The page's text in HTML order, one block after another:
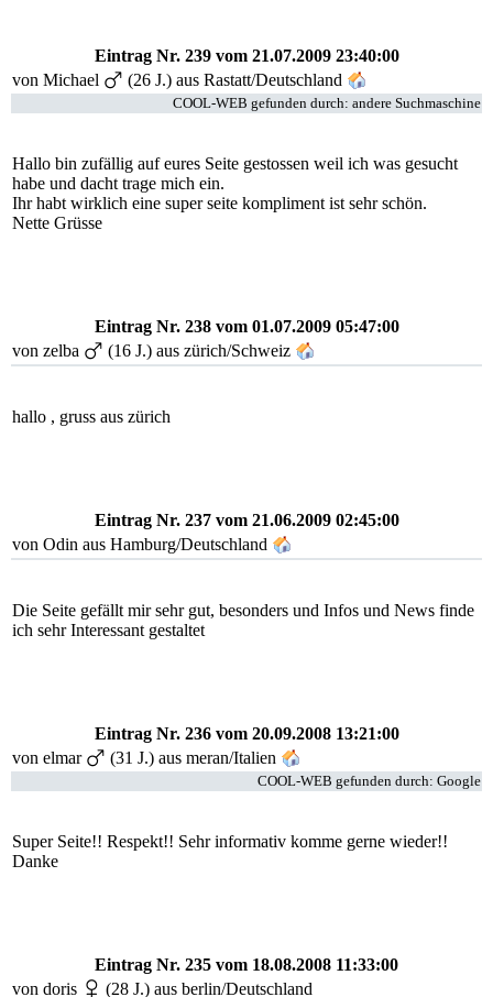
Eintrag Nr. 239vom 21.07.2009 23:40:00
von Michael (26 J.) aus Rastatt/Deutschland
COOL-WEB gefunden durch: andere Suchmaschine
Hallo bin zufällig auf eures Seite gestossen weil ich was gesucht
habe und dacht trage mich ein.
Ihr habt wirklich eine super seite kompliment ist sehr schön.
Nette Grüsse
Eintrag Nr. 238vom 01.07.2009 05:47:00
von zelba (16 J.) aus zürich/Schweiz
hallo , gruss aus zürich
Eintrag Nr. 237vom 21.06.2009 02:45:00
von Odin aus Hamburg/Deutschland
Die Seite gefällt mir sehr gut, besonders und Infos und News finde
ich sehr Interessant gestaltet
Eintrag Nr. 236vom 20.09.2008 13:21:00
von elmar (31 J.) aus meran/Italien
COOL-WEB gefunden durch: Google
Super Seite!! Respekt!! Sehr informativ komme gerne wieder!!
Danke
Eintrag Nr. 235 vom 18.08.2008 11:33:00
von doris
(28 J.) aus berlin/Deutschland